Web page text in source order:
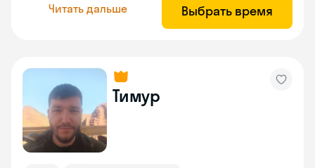
Читать дальше Выбрать время
Тимур